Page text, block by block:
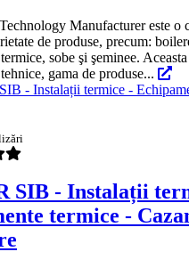
Manufacturer este o
de produse, precum:
sobe şi şeminee.
gama de produse...
SIB - Instalații
termice -